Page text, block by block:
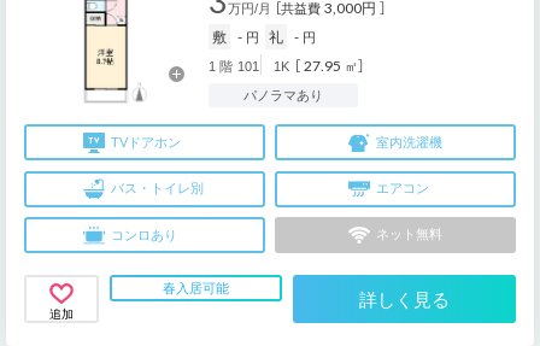
万円/月 ［共益費 3,000円
敷 - 円 礼 - 円
1 階 101 1K 27.95 ㎡］
パノラマあり
TV ドアホン 室内洗濯機
バス・ トイレ別 エアコン
コンロ あり ネット 無料
追加
春入居可能
詳しく見る